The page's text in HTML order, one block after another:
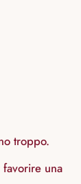
troppo.
una